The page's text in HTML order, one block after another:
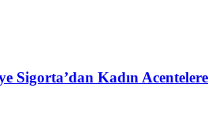
Sigorta’dan Kadın Acentelere